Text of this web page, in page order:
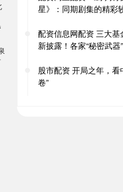
星》：同期剧集的精彩
配资信息网配资 三大
新披露！各家“秘密武器
股市配资 开局之年，看
卷”